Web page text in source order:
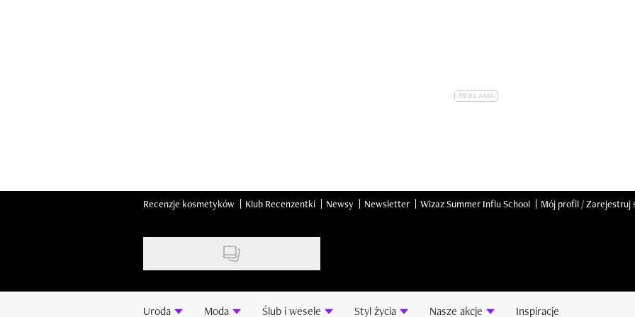
Recenzje kosmetyków Klub Recenzentki Newsy Newsletter Wizaz Summer Influ School Mój profil / Zarejestruj
Uroda Moda Ślub i wesele Styl życia Nasze akcje Inspiracje